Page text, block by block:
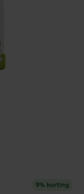
9% korting